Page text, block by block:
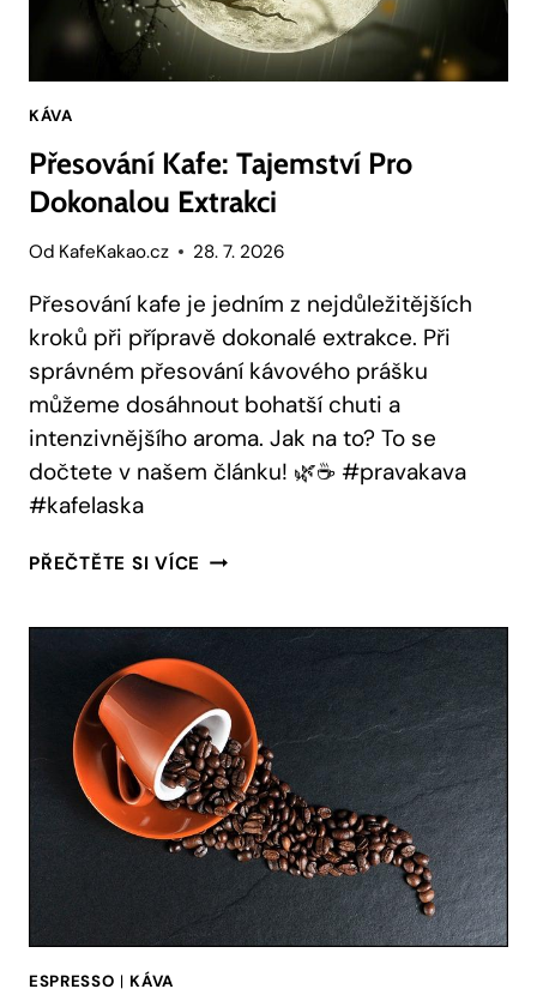
KÁVA
Přesování Kafe: Tajemství Pro
Dokonalou Extrakci
Od KafeKakao.cz 28. 7. 2026
Přesování kafe je jedním z nejdůležitějších
kroků při přípravě dokonalé extrakce. Při
správném přesování kávového prášku
můžeme dosáhnout bohatší chuti a
intenzivnějšího aroma. Jak na to? To se
dočtete v našem článku! 🌿☕️ #pravakava
#kafelaska
PŘEČTĚTE SI VÍCE PŘESOVÁNÍ
PRO
DOKONALOU
EXTRAKCI
ESPRESSO | KÁVA